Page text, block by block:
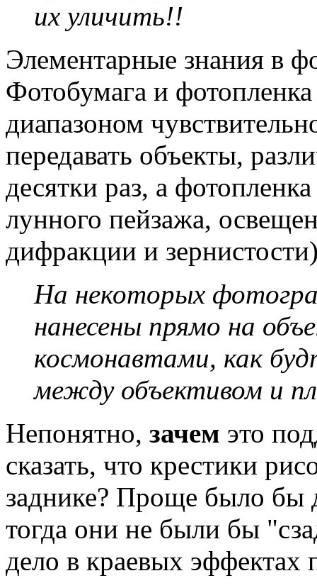
их уличить!!
Элементарные знания в
Фотобумага и
диапазоном
передавать объекты,
десятки раз, а
лунного пейзажа,
дифракции и
На некоторых
нанесены прямо на
космонавтами, как
между объективом и
Непонятно, зачем это
сказать, что крестики
заднике? Проще было бы
тогда они не были бы
дело в краевых эффектах